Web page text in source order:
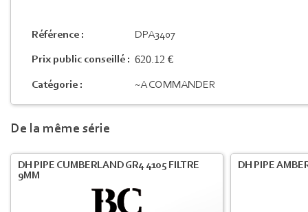
Référence : DPA3407
Prix public conseillé : 620.12 €
Catégorie : ~A COMMANDER
De la même série
DH PIPE CUMBERLAND GR4 4105 FILTRE
9MM
DH PIPE